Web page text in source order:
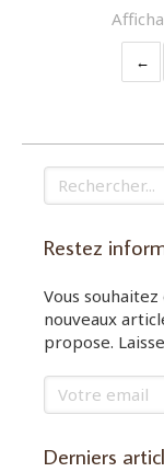
Rechercher
Restez
Vous
nouveaux
propose.
Votre email
Derniers